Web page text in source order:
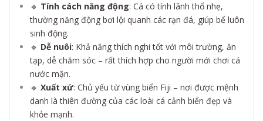
🔹 Tính cách năng động: Cá có tính lãnh thổ nhẹ,
thường năng động bơi lội quanh các rạn đá, giúp bể luôn
sinh động.
🔹 Dễ nuôi: Khả năng thích nghi tốt với môi trường, ăn
tạp, dễ chăm sóc – rất thích hợp cho người mới chơi cá
nước mặn.
🔹 Xuất xứ: Chủ yếu từ vùng biển Fiji – nơi được mệnh
danh là thiên đường của các loài cá cảnh biển đẹp và
khỏe mạnh.